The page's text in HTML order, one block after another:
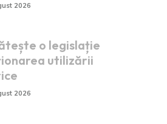
2026
o legislație
utilizării
2026